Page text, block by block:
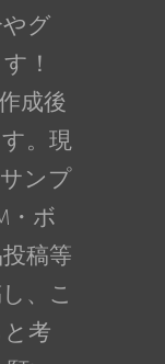
グ
！
成後
。現
ンプ
・ボ
稿等
、こ
考